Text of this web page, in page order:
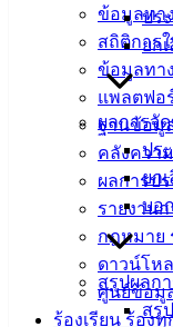
ข้อมูลทา
สถิติการ
ข้อมูลทา
แพลตฟอร์
ฐานข้อมู
คลังควา
ผลการป
รายงาน
กฎหมาย
ดาวน์โห
ศูนย์ข้อมู
ร้องเรียน ร้อง
ปร
ยก
ผลการจั
ปร
ยก
บอ
สรุปผลก
สรุ
142-100-104
บริการ
ประชาชน
ดาวน์โหลด
แบบ
ฟอร์ม,
เอกสาร
คู่มือ